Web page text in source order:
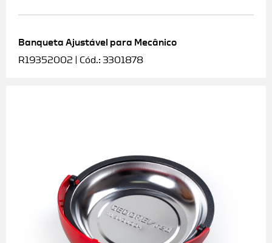
Banqueta Ajustável para Mecânico
R19352002 | Cód.: 3301878